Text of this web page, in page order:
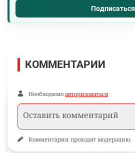
Подписаться
КОММЕНТАРИИ
Необходимо авторизоваться
Комментарии проходят модерацию.